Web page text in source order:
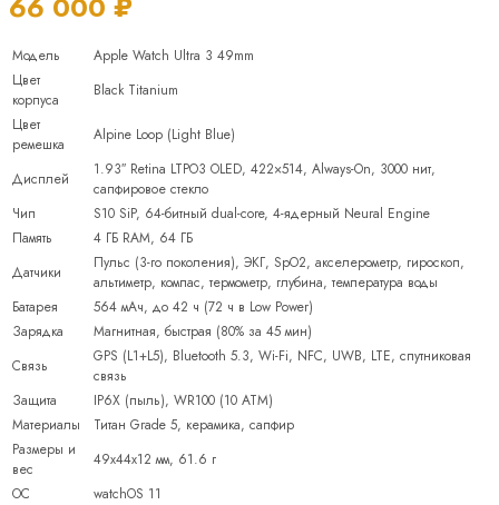
Модель
Apple Watch Ultra 3 49mm
Цвет
корпуса
Black Titanium
Цвет
ремешка
Alpine Loop (Light Blue)
Дисплей
1.93″ Retina LTPO3 OLED, 422×514, Always-On, 3000 нит,
сапфировое стекло
Чип
S10 SiP, 64-битный dual-core, 4-ядерный Neural Engine
Память
4 ГБ RAM, 64 ГБ
Датчики
Пульс (3-го поколения), ЭКГ, SpO2, акселерометр, гироскоп,
альтиметр, компас, термометр, глубина, температура воды
Батарея
564 мАч, до 42 ч (72 ч в Low Power)
Зарядка
Магнитная, быстрая (80% за 45 мин)
Связь
GPS (L1+L5), Bluetooth 5.3, Wi-Fi, NFC, UWB, LTE, спутниковая
связь
Защита
IP6X (пыль), WR100 (10 ATM)
Материалы
Титан Grade 5, керамика, сапфир
Размеры и
вес
49x44x12 мм, 61.6 г
ОС
watchOS 11